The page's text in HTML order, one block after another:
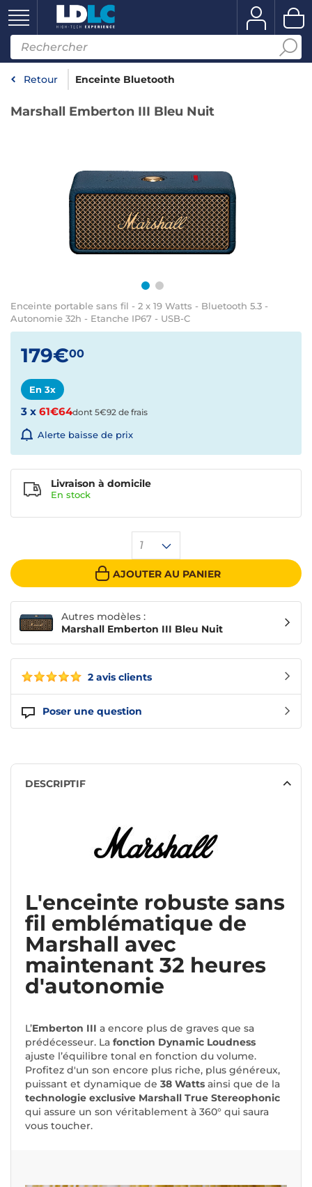
Retour Enceinte Bluetooth
Marshall Emberton III Bleu Nuit
Enceinte portable sans fil - 2 x 19 Watts - Bluetooth 5.3 -
Autonomie 32h - Etanche IP67 - USB-C
2 avis clients
Poser une question
179€00
En 3x
3 x 61€64dont 5€92 de frais
Alerte baisse de prix
1
AJOUTER AU PANIER
Livraison à domicile
En stock
Autres modèles :
Marshall Emberton III Bleu Nuit
DESCRIPTIF
L'enceinte robuste sans
fil emblématique de
Marshall avec
maintenant 32 heures
d'autonomie
L’Emberton III a encore plus de graves que sa
prédécesseur. La fonction Dynamic Loudness
ajuste l’équilibre tonal en fonction du volume.
Profitez d'un son encore plus riche, plus généreux,
puissant et dynamique de 38 Watts ainsi que de la
technologie exclusive Marshall True Stereophonic
qui assure un son véritablement à 360° qui saura
vous toucher.